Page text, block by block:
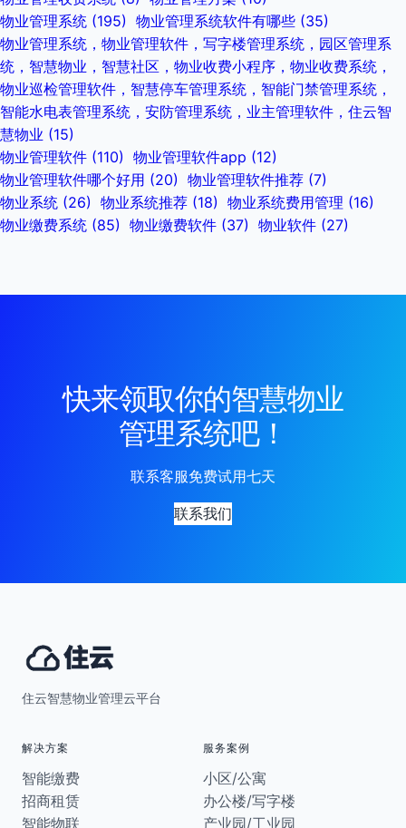
物业管理系统 (195) 物业管理系统软件有哪些 (35)
物业管理系统，物业管理软件，写字楼管理系统，园区管理系
统，智慧物业，智慧社区，物业收费小程序，物业收费系统，
物业巡检管理软件，智慧停车管理系统，智能门禁管理系统，
智能水电表管理系统，安防管理系统，业主管理软件，住云智
慧物业 (15)
物业管理软件 (110) 物业管理软件app (12)
物业管理软件哪个好用 (20) 物业管理软件推荐 (7)
物业系统 (26) 物业系统推荐 (18) 物业系统费用管理 (16)
物业缴费系统 (85) 物业缴费软件 (37) 物业软件 (27)
快来领取你的智慧物业
管理系统吧！
联系客服免费试用七天
联系我们
住云智慧物业管理云平台
解决方案
智能缴费
招商租赁
智能物联
服务案例
小区/公寓
办公楼/写字楼
产业园/工业园